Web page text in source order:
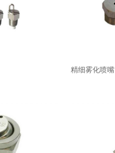
精细雾化喷嘴